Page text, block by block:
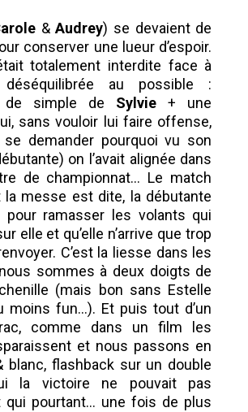
&Audrey) se devaient de
conserver une lueur d’espoir.
totalement interdite face à
au possible :
de simple de Sylvie + une
sans vouloir lui faire offense,
demander pourquoi vu son
on l’avait alignée dans
de championnat… Le match
messe est dite, la débutante
pour ramasser les volants qui
elle et qu’elle n’arrive que trop
C’est la liesse dans les
sommes à deux doigts de
(mais bon sans Estelle
moins fun…). Et puis tout d’un
comme dans un film les
et nous passons en
blanc, flashback sur un double
la victoire ne pouvait pas
qui pourtant… une fois de plus